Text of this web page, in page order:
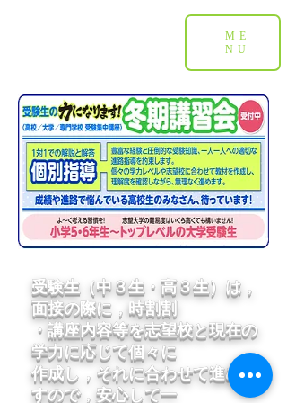
ME
NU
受験生（中３生・高３生）は，
面接の際に，時割割
・講座内容等を志望校と現在の
学力に応じて個々に
作成し，それに合わせて進めま
すので， 安心して一